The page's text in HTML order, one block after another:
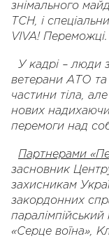
знімального
ТСН, і
VIVA! Переможці.
У кадрі – люди
ветерани АТО та
частини тіла,
нових
перемоги над
Партнерами
засновник
захисникам
закордонних
«Серце воїна»,